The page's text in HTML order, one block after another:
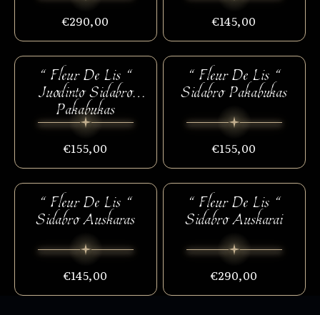
€290,00 €145,00
“ Fleur De Lis “
Juodinto Sidabro
Pakabukas
€155,00
“ Fleur De Lis “
Sidabro Pakabukas
€155,00
“ Fleur De Lis “
Sidabro Auskaras
€145,00
“ Fleur De Lis “
Sidabro Auskarai
€290,00